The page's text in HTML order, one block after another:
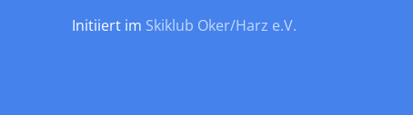
Initiiert im Skiklub Oker/Harz e.V.